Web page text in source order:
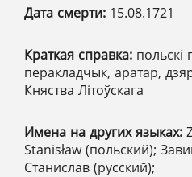
Дата смерти: 15.08.1721
Краткая справка: польскі
перакладчык, аратар,
Княства Літоўскага
Имена на других языках:
Stanisław (польский);
Станислав (русский);